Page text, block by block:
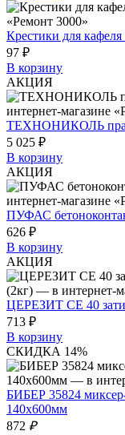
Крестики для
97 ₽
В корзину
АКЦИЯ
ТЕХНОНИКОЛЬ
5 025 ₽
В корзину
АКЦИЯ
ПУФАС
626 ₽
В корзину
АКЦИЯ
ЦЕРЕЗИТ СЕ 40
713 ₽
В корзину
СКИДКА 14%
БИБЕР 35824
140х600мм
872 ₽